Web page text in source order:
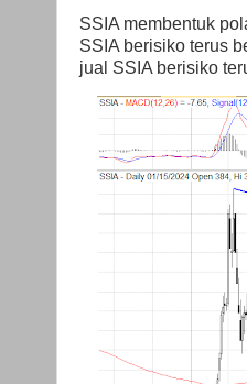
SSIA membentuk
SSIA berisiko terus
jual SSIA berisiko